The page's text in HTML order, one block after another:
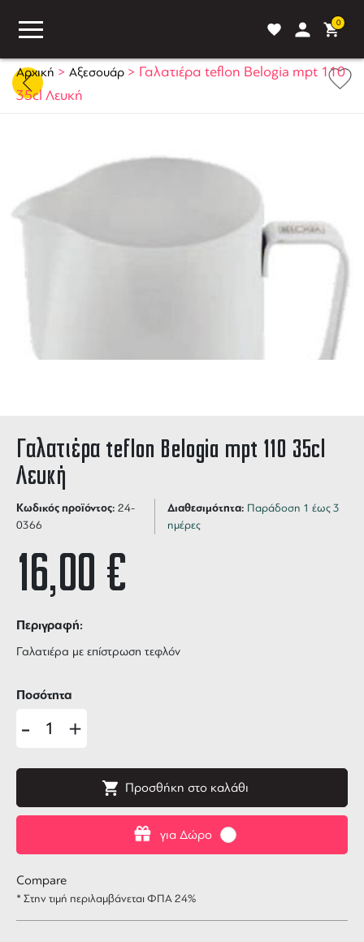
0
Αρχική > Αξεσουάρ > Γαλατιέρα teflon Belogia mpt 110
35cl Λευκή
Γαλατιέρα teflon Belogia mpt 110 35cl
Λευκή
Κωδικός προϊόντος: 24-
0366
Διαθεσιμότητα: Παράδοση 1 έως 3
ημέρες
16,00€
Περιγραφή:
Γαλατιέρα με επίστρωση τεφλόν
για Δώρο
Ποσότητα
- +
Προσθήκη στο καλάθι
Compare
* Στην τιμή περιλαμβάνεται ΦΠΑ 24%